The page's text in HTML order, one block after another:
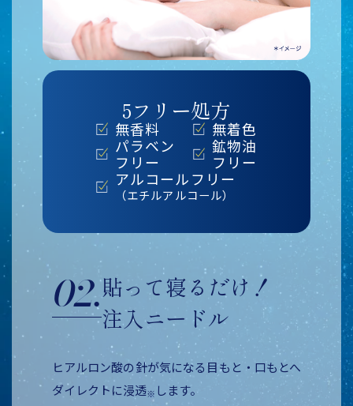
5フリー処方
無香料
無着色
パラベン
フリー
鉱物油
フリー
アルコールフリー
（エチルアルコール）
02.貼って寝るだけ！
注入ニードル
ヒアルロン酸の針が気になる目もと・口もとへ
ダイレクトに浸透※ します。